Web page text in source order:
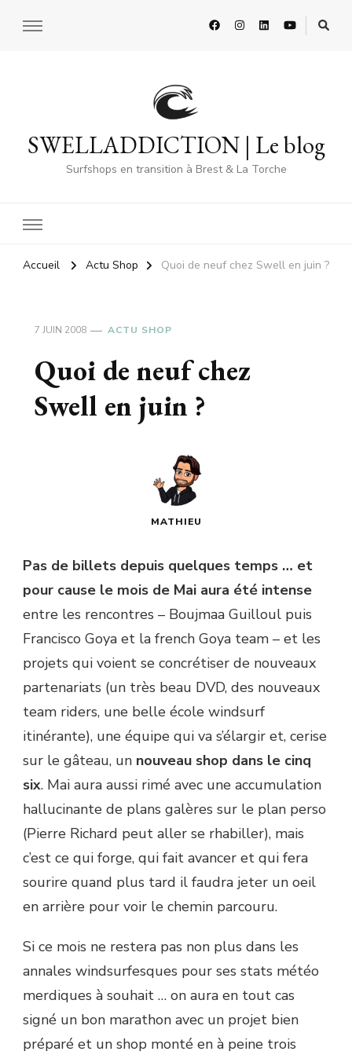
SWELLADDICTION | Le blog
Surfshops en transition à Brest & La Torche
Accueil Actu Shop Quoi de neuf chez Swell en juin ?
7 JUIN 2008 ACTU SHOP
Quoi de neuf chez
Swell en juin ?
MATHIEU
Pas de billets depuis quelques temps … et
pour cause le mois de Mai aura été intense
entre les rencontres – Boujmaa Guilloul puis
Francisco Goya et la french Goya team – et les
projets qui voient se concrétiser de nouveaux
partenariats (un très beau DVD, des nouveaux
team riders, une belle école windsurf
itinérante), une équipe qui va s’élargir et, cerise
sur le gâteau, un nouveau shop dans le cinq
six. Mai aura aussi rimé avec une accumulation
hallucinante de plans galères sur le plan perso
(Pierre Richard peut aller se rhabiller), mais
c’est ce qui forge, qui fait avancer et qui fera
sourire quand plus tard il faudra jeter un oeil
en arrière pour voir le chemin parcouru.
Si ce mois ne restera pas non plus dans les
annales windsurfesques pour ses stats météo
merdiques à souhait … on aura en tout cas
signé un bon marathon avec un projet bien
préparé et un shop monté en à peine trois